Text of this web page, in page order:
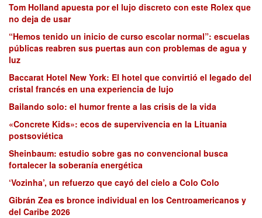
Tom Holland apuesta por el lujo discreto con este Rolex que
no deja de usar
“Hemos tenido un inicio de curso escolar normal”: escuelas
públicas reabren sus puertas aun con problemas de agua y
luz
Baccarat Hotel New York: El hotel que convirtió el legado del
cristal francés en una experiencia de lujo
Bailando solo: el humor frente a las crisis de la vida
«Concrete Kids»: ecos de supervivencia en la Lituania
postsoviética
Sheinbaum: estudio sobre gas no convencional busca
fortalecer la soberanía energética
‘Vozinha’, un refuerzo que cayó del cielo a Colo Colo
Gibrán Zea es bronce individual en los Centroamericanos y
del Caribe 2026